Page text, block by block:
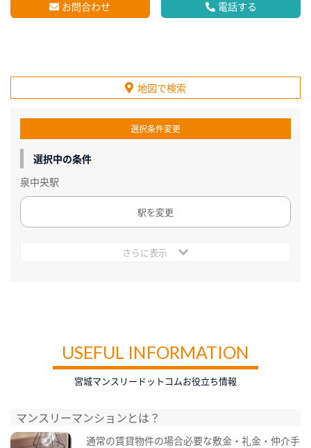
お問合わせ 電話する
地図で検索
選択条件変更
選択中の条件
泉中央駅
駅を変更
さらに表示
USEFUL INFORMATION
宮城マンスリードットコムお役立ち情報
マンスリーマンションとは？
通常の賃貸物件の場合必要な敷金・礼金・仲介手